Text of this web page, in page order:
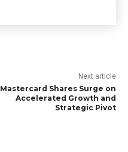
Next article
Mastercard Shares Surge on
Accelerated Growth and
Strategic Pivot